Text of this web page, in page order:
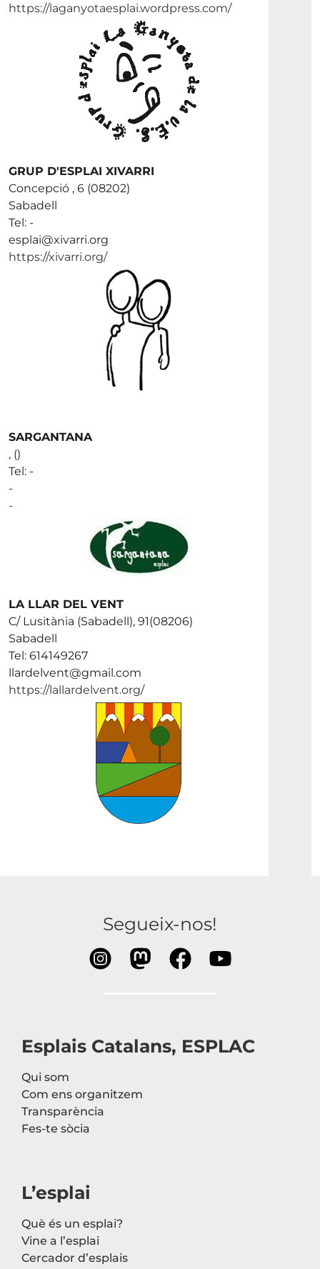
https://laganyotaesplai.wordpress.com/
GRUP D'ESPLAI XIVARRI
Concepció , 6 (08202)
Sabadell
Tel: -
esplai@xivarri.org
https://xivarri.org/
SARGANTANA
, ()
Tel: -
-
-
LA LLAR DEL VENT
C/ Lusitània (Sabadell), 91(08206)
Sabadell
Tel: 614149267
llardelvent@gmail.com
https://lallardelvent.org/
Segueix-nos!
Esplais Catalans, ESPLAC
Qui som
Com ens organitzem
Transparència
Fes-te sòcia
L’esplai
Què és un esplai?
Vine a l’esplai
Cercador d’esplais